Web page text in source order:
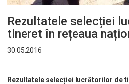
Rezultatele selecției
tineret în rețeaua
30.05.2016
Rezultatele selecției lucrătorilor de